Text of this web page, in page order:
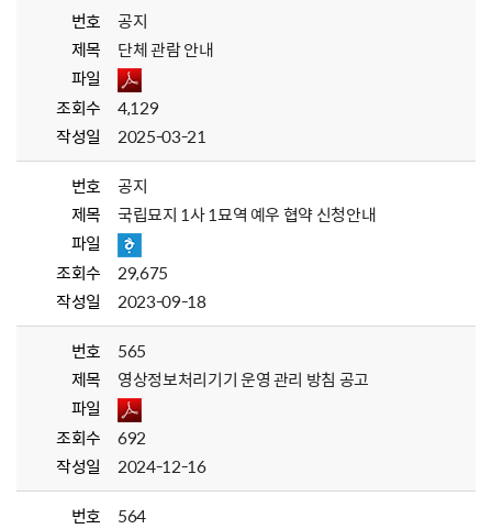
번호
공지
제목
단체 관람 안내
파일
조회수
4,129
작성일
2025-03-21
번호
공지
제목
국립묘지 1사 1묘역 예우 협약 신청안내
파일
조회수
29,675
작성일
2023-09-18
번호
565
제목
영상정보처리기기 운영 관리 방침 공고
파일
조회수
692
작성일
2024-12-16
번호
564